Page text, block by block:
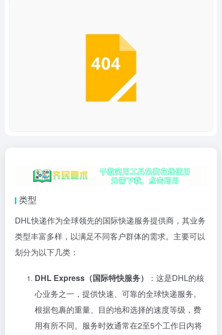
类型
DHL快递作为全球领先的国际快递服务提供商，其业务
类型丰富多样，以满足不同客户群体的需求。主要可以
划分为以下几类：
DHL Express（国际特快服务）
：这是DHL的核
心业务之一，提供快速、可靠的全球快递服务。
根据包裹的重量、目的地和选择的速度等级，费
用有所不同。服务时效通常在2至5个工作日内将